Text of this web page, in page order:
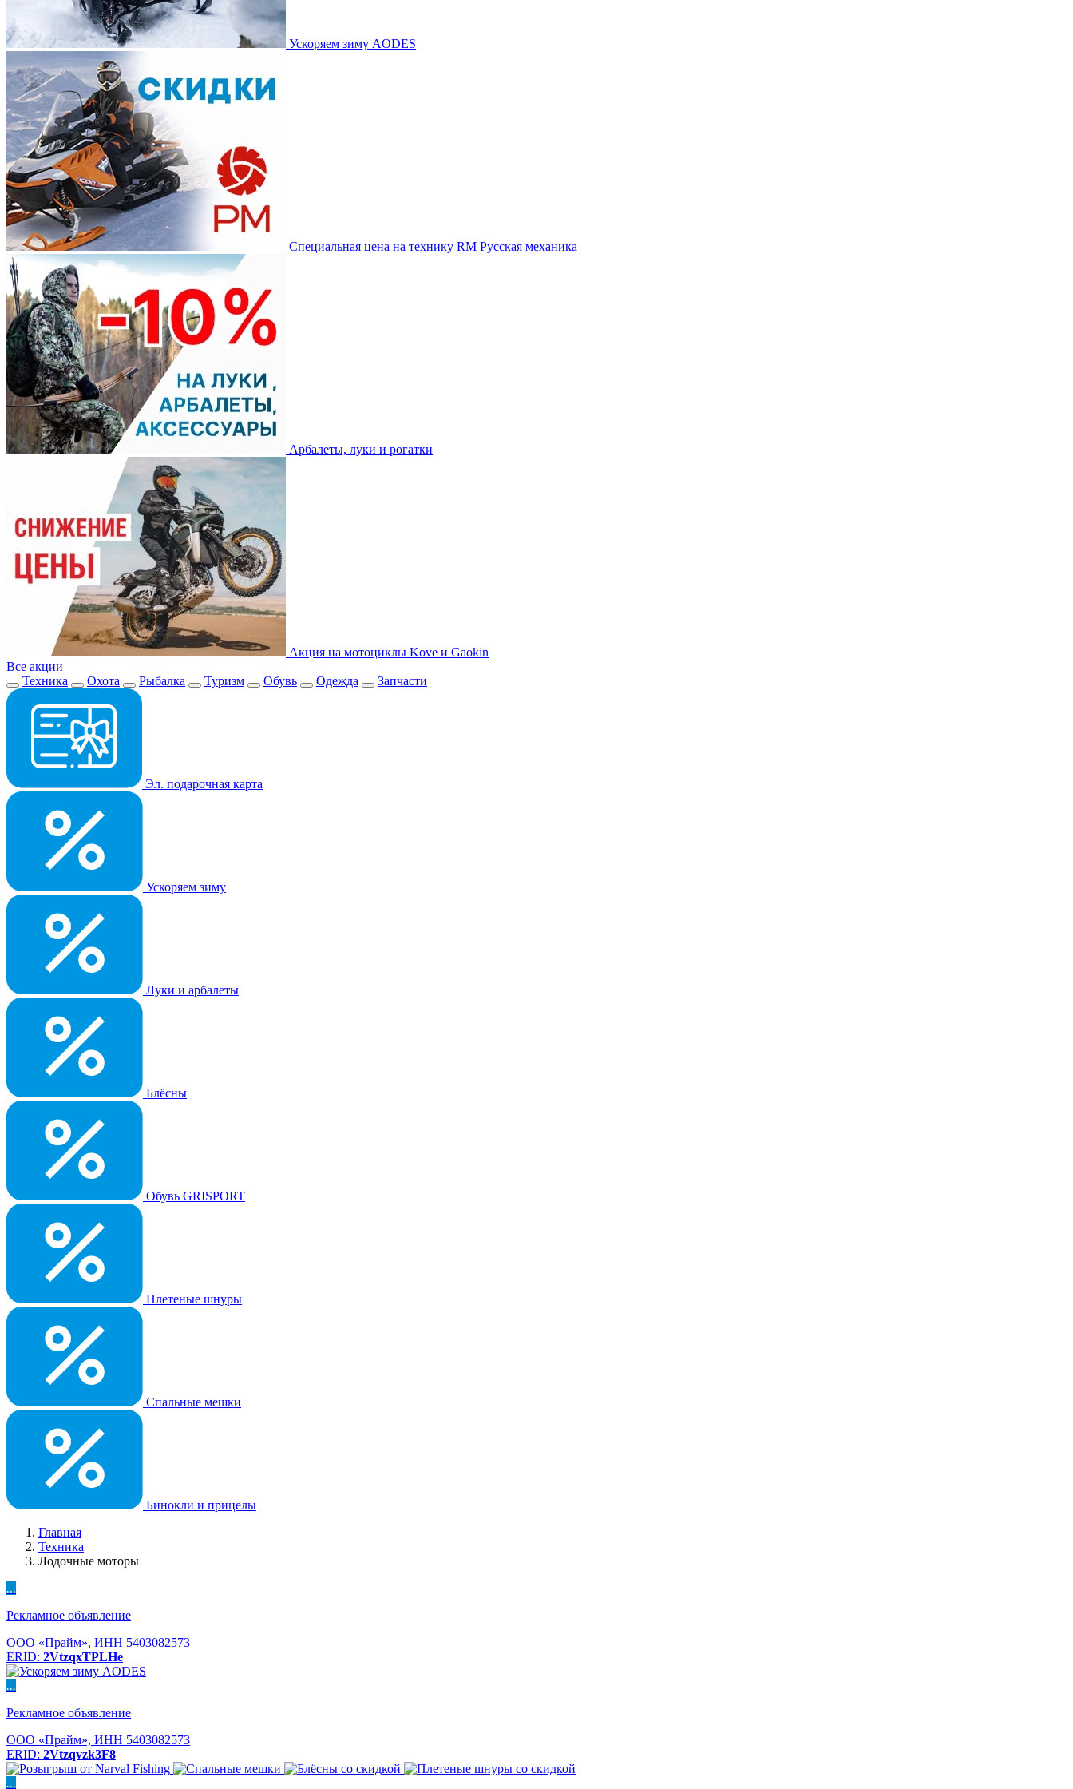
Ускоряем зиму AODES
Специальная цена на технику RM Русская механика
Арбалеты, луки и рогатки
Акция на мотоциклы Kove и Gaokin
Все акции
Техника
Охота Рыбалка Туризм Обувь Одежда Запчасти
Эл. подарочная карта
Ускоряем зиму
Луки и арбалеты
Блёсны
Обувь GRISPORT
Плетеные шнуры
Спальные мешки
Бинокли и прицелы
Главная
Техника
Лодочные моторы
...
Рекламное объявление
ООО «Прайм», ИНН 5403082573
ERID: 2VtzqxTPLHe
...
Рекламное объявление
ООО «Прайм», ИНН 5403082573
ERID: 2Vtzqvzk3F8
...